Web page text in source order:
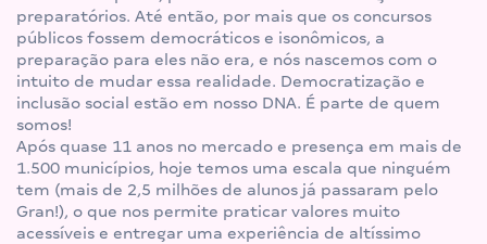
preparatórios. Até então, por mais que os concursos
públicos fossem democráticos e isonômicos, a
preparação para eles não era, e nós nascemos com o
intuito de mudar essa realidade. Democratização e
inclusão social estão em nosso DNA. É parte de quem
somos!
Após quase 11 anos no mercado e presença em mais de
1.500 municípios, hoje temos uma escala que ninguém
tem (mais de 2,5 milhões de alunos já passaram pelo
Gran!), o que nos permite praticar valores muito
acessíveis e entregar uma experiência de altíssimo